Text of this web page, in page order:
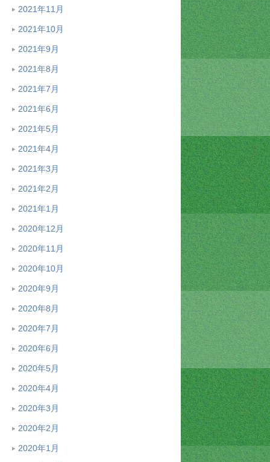
2021年11月
2021年10月
2021年9月
2021年8月
2021年7月
2021年6月
2021年5月
2021年4月
2021年3月
2021年2月
2021年1月
2020年12月
2020年11月
2020年10月
2020年9月
2020年8月
2020年7月
2020年6月
2020年5月
2020年4月
2020年3月
2020年2月
2020年1月